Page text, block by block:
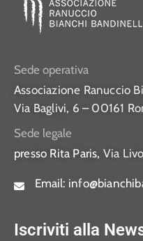
Sede operativa
Associazione Ranuccio
Via Baglivi, 6 – 00161
Sede legale
presso Rita Paris, Via
Email:
Iscriviti alla